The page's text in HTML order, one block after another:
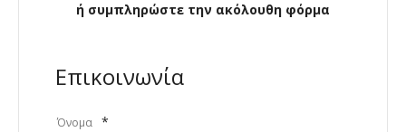
ή συμπληρώστε την ακόλουθη φόρμα
Επικοινωνία
Όνομα *